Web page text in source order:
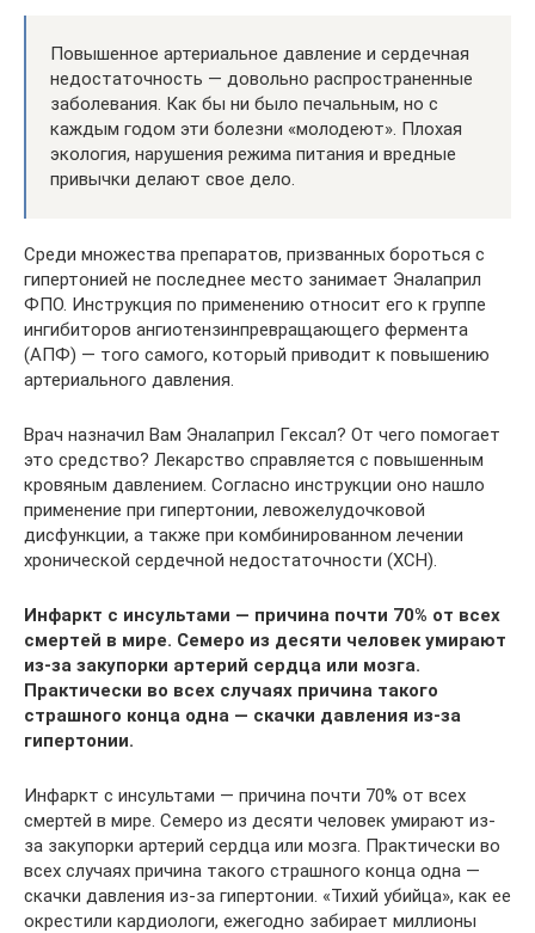
Повышенное артериальное давление и сердечная
недостаточность — довольно распространенные
заболевания. Как бы ни было печальным, но с
каждым годом эти болезни «молодеют». Плохая
экология, нарушения режима питания и вредные
привычки делают свое дело.
Среди множества препаратов, призванных бороться с
гипертонией не последнее место занимает Эналаприл
ФПО. Инструкция по применению относит его к группе
ингибиторов ангиотензинпревращающего фермента
(АПФ) — того самого, который приводит к повышению
артериального давления.
Врач назначил Вам Эналаприл Гексал? От чего помогает
это средство? Лекарство справляется с повышенным
кровяным давлением. Согласно инструкции оно нашло
применение при гипертонии, левожелудочковой
дисфункции, а также при комбинированном лечении
хронической сердечной недостаточности (ХСН).
Инфаркт с инсультами — причина почти 70% от всех
смертей в мире. Семеро из десяти человек умирают
из-за закупорки артерий сердца или мозга.
Практически во всех случаях причина такого
страшного конца одна — скачки давления из-за
гипертонии.
Инфаркт с инсультами — причина почти 70% от всех
смертей в мире. Семеро из десяти человек умирают из-
за закупорки артерий сердца или мозга. Практически во
всех случаях причина такого страшного конца одна —
скачки давления из-за гипертонии. «Тихий убийца», как ее
окрестили кардиологи, ежегодно забирает миллионы